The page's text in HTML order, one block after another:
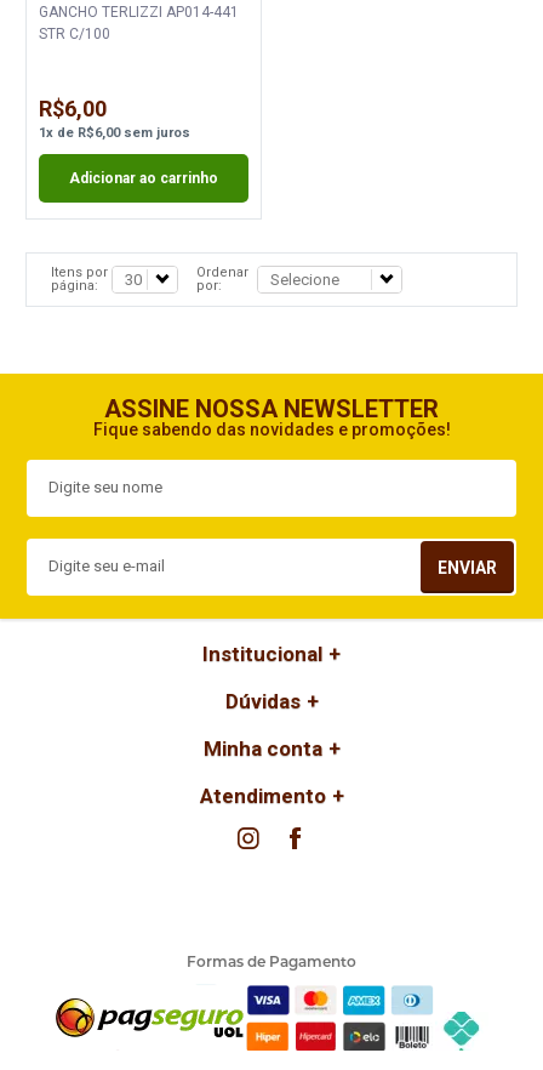
GANCHO TERLIZZI AP014-441
STR C/100
R$6,00
1x de R$6,00sem juros
Adicionar ao carrinho
Itens por
página:
Ordenar
por:
ASSINE NOSSA NEWSLETTER
Fique sabendo das novidades e promoções!
ENVIAR
Institucional
Dúvidas
Minha conta
Atendimento
Formas de Pagamento